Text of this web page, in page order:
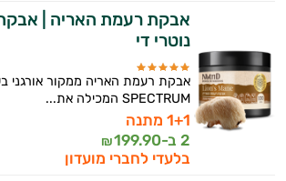
אבקת רעמת האריה | אבקת
נוטרי די
SPECTRUM המכילה את...
1+1 מתנה
2 ב-
199.90
₪
בלעדי לחברי מועדון